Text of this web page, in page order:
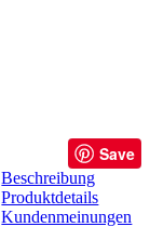
Save
Beschreibung
Produktdetails
Kundenmeinungen